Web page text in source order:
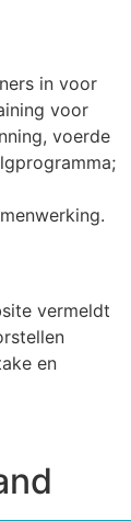
in voor
voor
voerde
vermeldt
en